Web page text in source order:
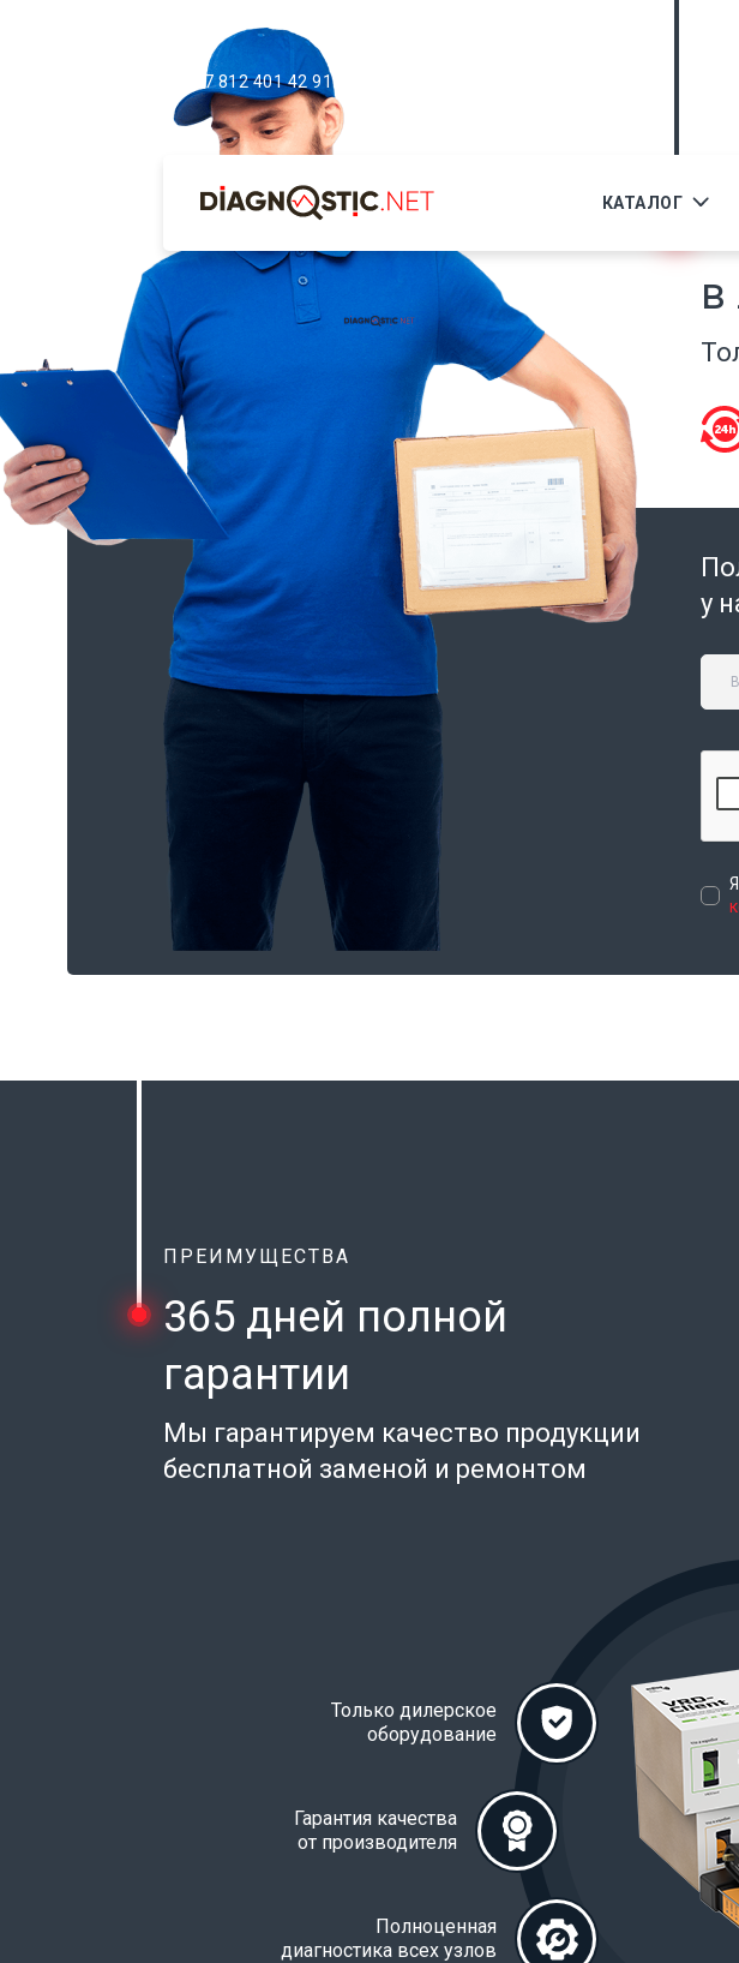
+7 812 401 42 91
КАТАЛОГ
в
у
ПРЕИМУЩЕСТВА
365 дней полной
гарантии
Мы гарантируем качество продукции
бесплатной заменой и ремонтом
Только дилерское
оборудование
Гарантия качества
от производителя
Полноценная
диагностика всех узлов